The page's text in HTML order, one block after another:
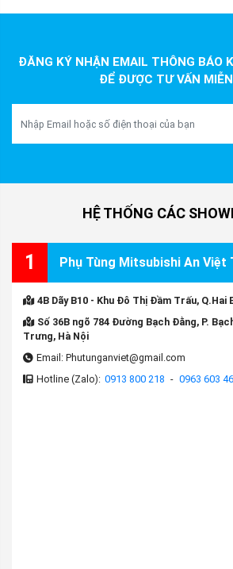
ĐĂNG KÝ NHẬN EMAIL THÔNG BÁO
ĐỂ ĐƯỢC TƯ VẤN
HỆ THỐNG CÁC
1 Phụ Tùng Mitsubishi An Việt
4B Dãy B10 - Khu Đô Thị Đầm Trấu, Q.Hai
Số 36B ngõ 784 Đường Bạch Đằng, P.
Trưng, Hà Nội
Email: Phutunganviet@gmail.com
Hotline (Zalo): 0913 800 218 - 0963 603